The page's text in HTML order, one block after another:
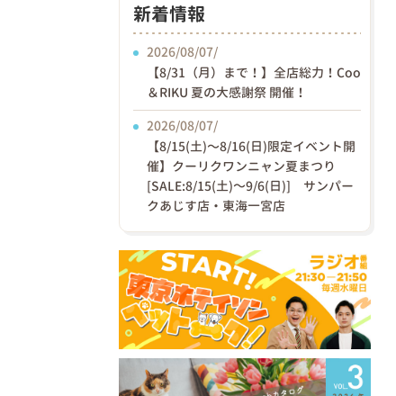
新着情報
2026/08/07/
【8/31（月）まで！】全店総力！Coo
＆RIKU 夏の大感謝祭 開催！
2026/08/07/
【8/15(土)〜8/16(日)限定イベント開
催】クーリクワンニャン夏まつり
[SALE:8/15(土)～9/6(日)] サンパー
クあじす店・東海一宮店